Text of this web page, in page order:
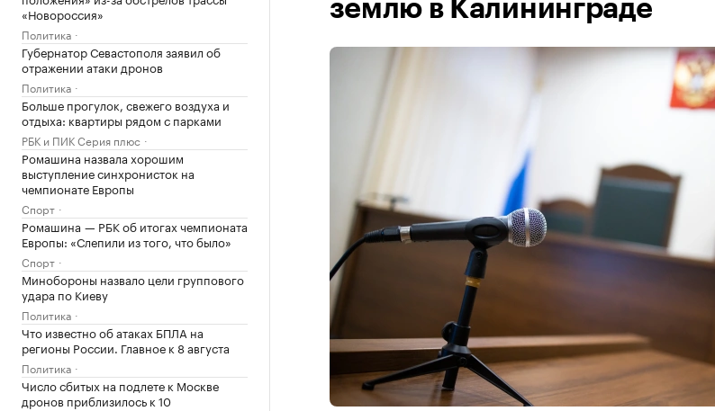
«Новороссия»
Политика
Губернатор Севастополя заявил об
отражении атаки дронов
Политика
Больше прогулок, свежего воздуха и
отдыха: квартиры рядом с парками
РБК и ПИК Серия плюс
Ромашина назвала хорошим
выступление синхронисток на
чемпионате Европы
Спорт
Ромашина — РБК об итогах чемпионата
Европы: «Слепили из того, что было»
Спорт
Минобороны назвало цели группового
удара по Киеву
Политика
Что известно об атаках БПЛА на
регионы России. Главное к 8 августа
Политика
Число сбитых на подлете к Москве
дронов приблизилось к 10
землю в Калининграде